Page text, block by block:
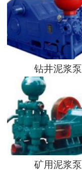
钻井泥浆泵
矿用泥浆泵